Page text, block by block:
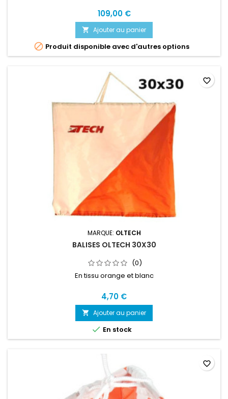
109,00 €
 Ajouter au panier
 Produit disponible avec d'autres options
MARQUE: OLTECH
BALISES OLTECH 30X30
(0)
En tissu orange et blanc
4,70 €
 Ajouter au panier
 En stock
favorite_border
favorite_border